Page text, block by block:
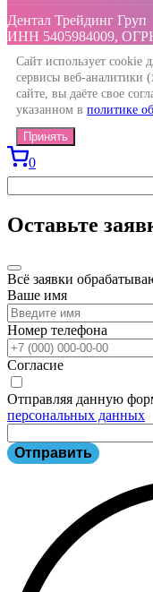
Дентал Трейдинг Груп
ИНН 5405984009,
Сайт использует cookie
сервисы веб-аналитики
сайте, вы даёте свое
указанном в политике
Принять
0
Оставьте
Всё заявки
Ваше имя
Номер телефона
Согласие
Отправляя данную
персональных данных
Отправить